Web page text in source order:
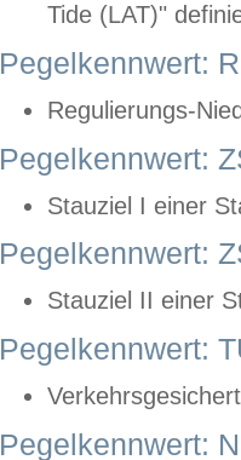
Tide (LAT)"
Pegelkennwert:
Regulierungs-
Pegelkennwert:
Stauziel I einer
Pegelkennwert:
Stauziel II einer
Pegelkennwert:
Pegelkennwert: